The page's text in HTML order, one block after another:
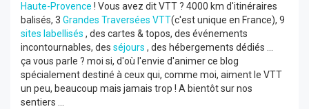
Haute-Provence ! Vous avez dit VTT ? 4000 km d'itinéraires
balisés, 3 Grandes Traversées VTT(c'est unique en France), 9
sites labellisés , des cartes & topos, des événements
incontournables, des séjours , des hébergements dédiés ...
ça vous parle ? moi si, d'où l'envie d'animer ce blog
spécialement destiné à ceux qui, comme moi, aiment le VTT
un peu, beaucoup mais jamais trop ! A bientôt sur nos
sentiers ...